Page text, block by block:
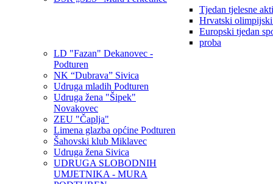
Tjedan tjelesne
Hrvatski
Europski tjedan
proba
LD "Fazan" Dekanovec -
Podturen
NK “Dubrava” Sivica
Udruga mladih Podturen
Udruga žena "Šipek"
Novakovec
ZEU "Čaplja"
Limena glazba općine Podturen
Šahovski klub Miklavec
Udruga žena Sivica
UDRUGA SLOBODNIH
UMJETNIKA - MURA